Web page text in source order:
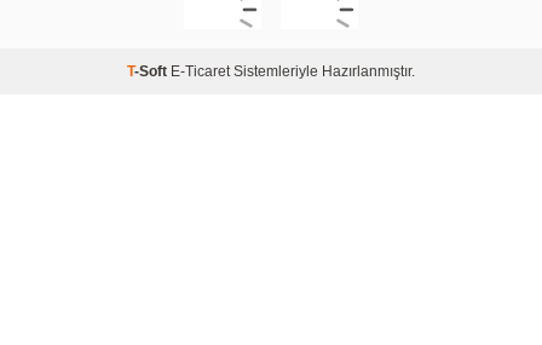
T-Soft E-Ticaret Sistemleriyle Hazırlanmıştır.